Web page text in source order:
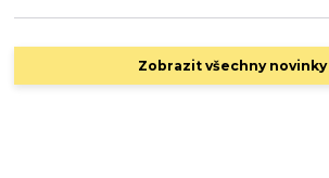
Zobrazit všechny novinky